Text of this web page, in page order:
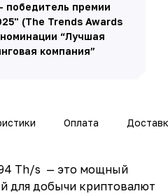
победитель премии
(The Trends Awards
“Лучшая
компания”
Оплата
Th/s — это мощный
для добычи криптовалют